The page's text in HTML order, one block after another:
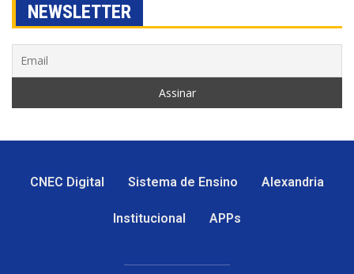
NEWSLETTER
CNEC Digital Sistema de Ensino Alexandria
Institucional APPs